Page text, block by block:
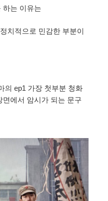
하는 이유는
치적으로 민감한 부분이
의 ep1 가장 첫부분 청화
에서 암시가 되는 문구